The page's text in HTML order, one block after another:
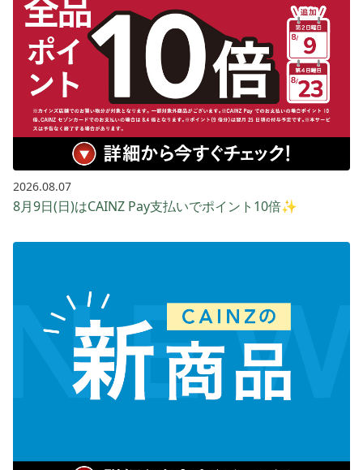
2026.08.07
8月9日(日)はCAINZ Pay支払いでポイント10倍✨